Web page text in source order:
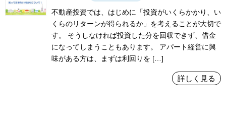
不動産投資では、はじめに「投資がいくらかかり、い
くらのリターンが得られるか」を考えることが大切で
す。 そうしなければ投資した分を回収できず、借金
になってしまうこともあります。 アパート経営に興
味がある方は、まずは利回りを […]
詳しく見る